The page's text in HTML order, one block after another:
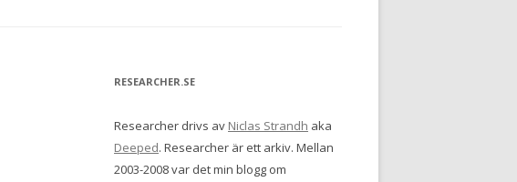
RESEARCHER.SE
Researcher drivs av Niclas Strandh aka
Deeped. Researcher är ett arkiv. Mellan
2003-2008 var det min blogg om